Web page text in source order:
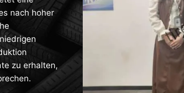
nach hoher
zu erhalten,